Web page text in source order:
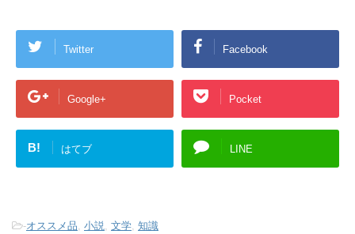
Twitter Facebook
Google+ Pocket
B! はてブ LINE
-オススメ品, 小説, 文学, 知識